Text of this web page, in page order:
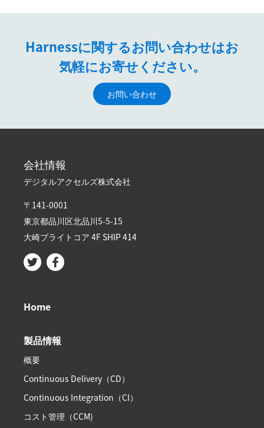
Harnessに関するお問い合わせはお
気軽にお寄せください。
お問い合わせ
会社情報
デジタルアクセルズ株式会社
〒141-0001
東京都品川区北品川5-5-15​
大崎ブライトコア 4F SHIP 414
Home
製品情報
概要
Continuous Delivery（CD）
Continuous Integration（CI）
コスト管理（CCM)